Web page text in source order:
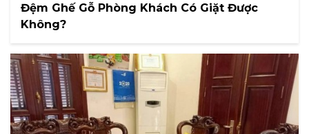
Đệm Ghế Gỗ Phòng Khách Có Giặt Được
Không?